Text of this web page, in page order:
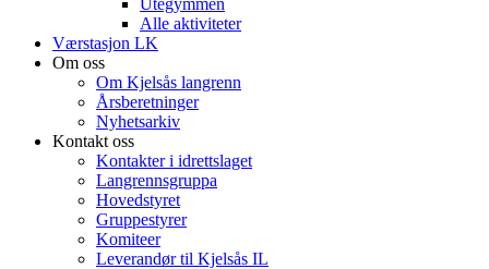
Utegymmen
Alle aktiviteter
Værstasjon LK
Om oss
Om Kjelsås langrenn
Årsberetninger
Nyhetsarkiv
Kontakt oss
Kontakter i idrettslaget
Langrennsgruppa
Hovedstyret
Gruppestyrer
Komiteer
Leverandør til Kjelsås IL